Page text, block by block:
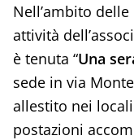
Nell’ambito
attività
è tenuta “Una
sede in via
allestito nei
postazioni